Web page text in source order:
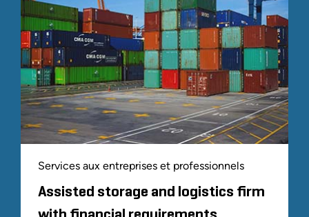
Services aux entreprises et professionnels
Assisted storage and logistics firm